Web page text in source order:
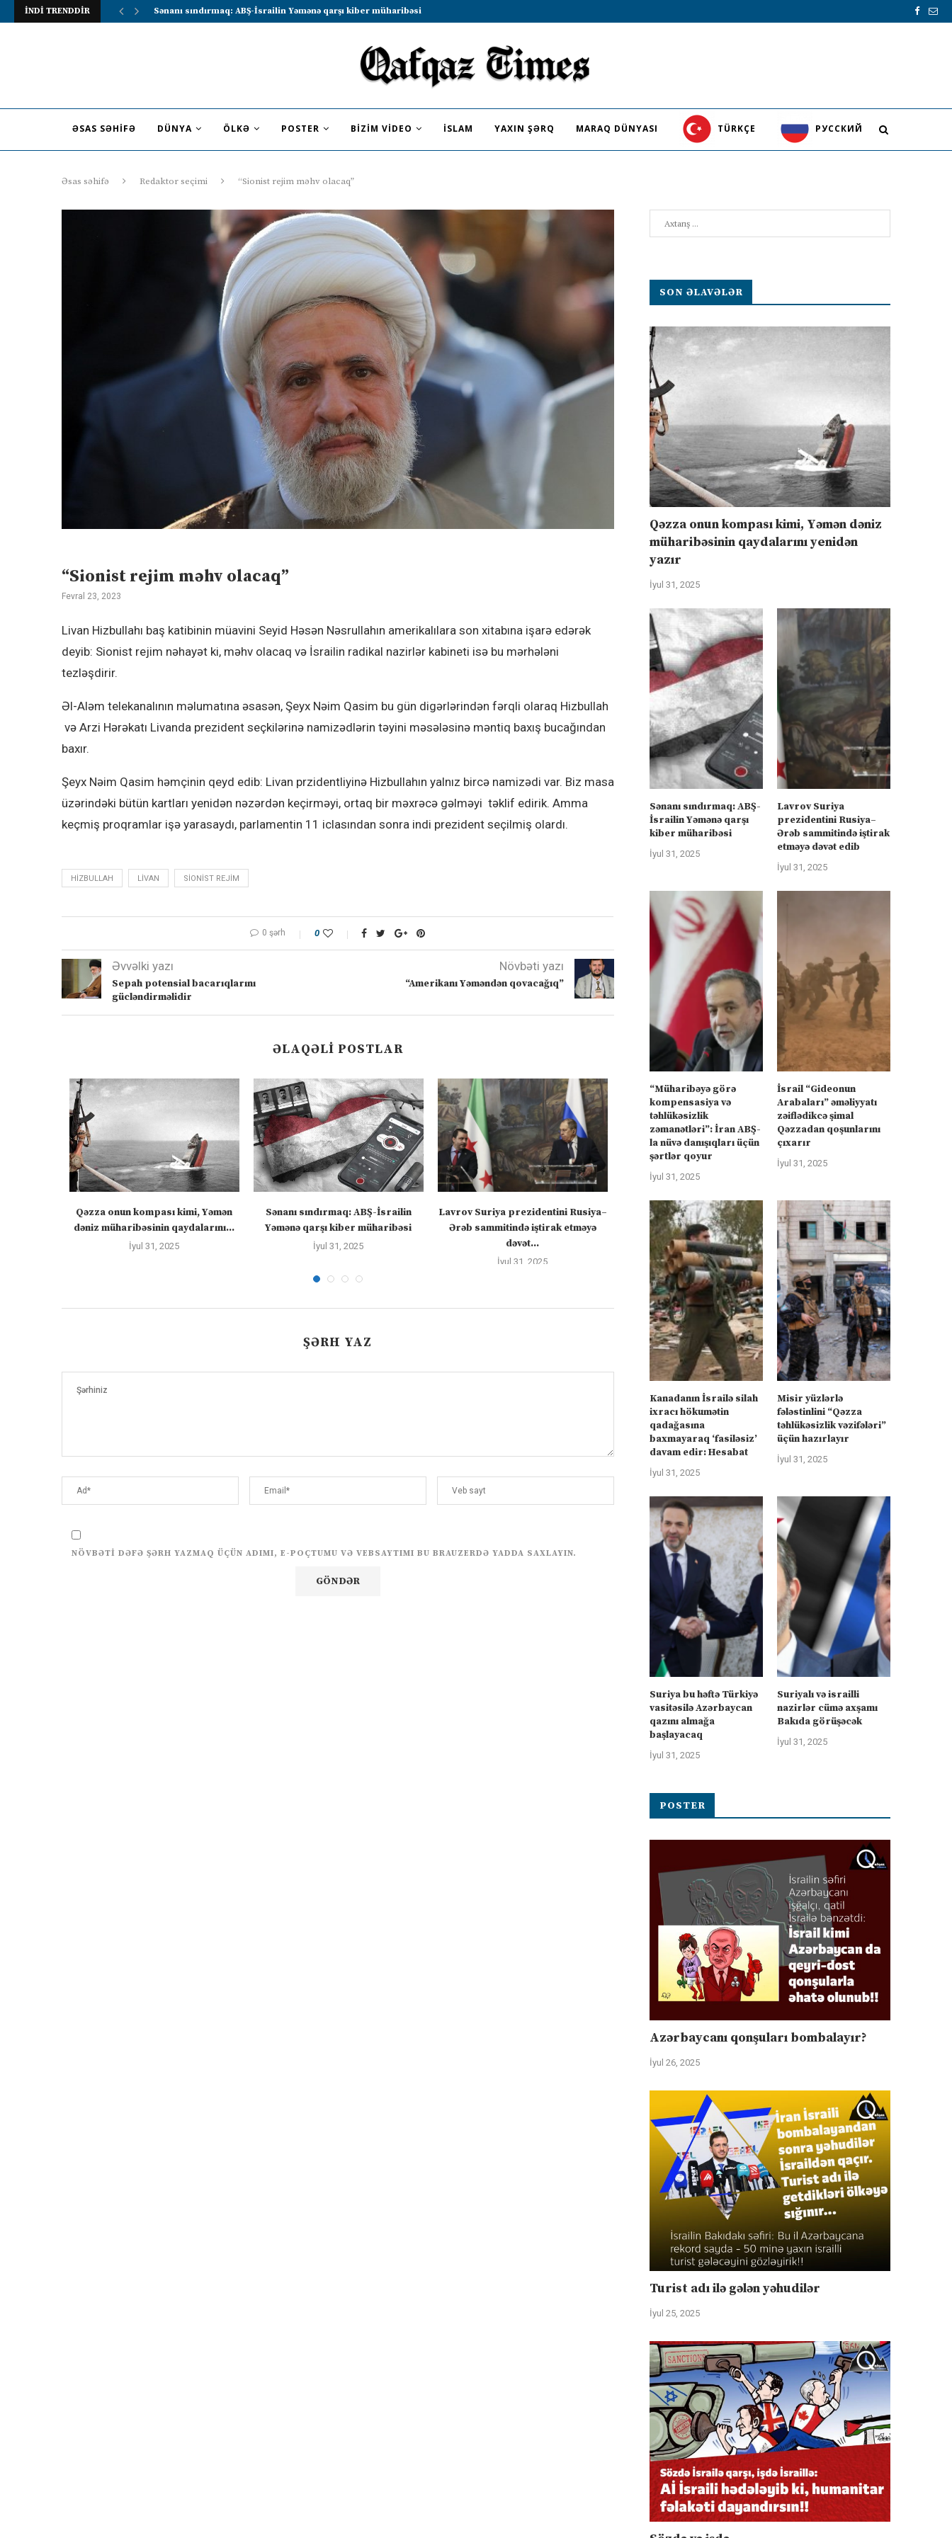
İNDİ TRENDDİR Lavrov Suriya prezidentini Rusiya–Ərəb sammitində iştirak etməyə dəvət...
ƏSAS SƏHIFƏ DÜNYA ÖLKƏ POSTER BIZIM VIDEO İSLAM YAXIN ŞƏRQ MARAQ DÜNYASI TÜRKÇE PУССКИЙ
Əsas səhifə Redaktor seçimi “Sionist rejim məhv olacaq”
“Sionist rejim məhv olacaq”
Fevral 23, 2023
Livan Hizbullahı baş katibinin müavini Seyid Həsən Nəsrullahın amerikalılara son xitabına işarə edərək
deyib: Sionist rejim nəhayət ki, məhv olacaq və İsrailin radikal nazirlər kabineti isə bu mərhələni
tezləşdirir.
Əl-Aləm telekanalının məlumatına əsasən, Şeyx Nəim Qasim bu gün digərlərindən fərqli olaraq Hizbullah
və Arzi Hərəkatı Livanda prezident seçkilərinə namizədlərin təyini məsələsinə məntiq baxış bucağından
baxır.
Şeyx Nəim Qasim həmçinin qeyd edib: Livan przidentliyinə Hizbullahın yalnız bircə namizədi var. Biz masa
üzərindəki bütün kartları yenidən nəzərdən keçirməyi, ortaq bir məxrəcə gəlməyi təklif edirik. Amma
keçmiş proqramlar işə yarasaydı, parlamentin 11 iclasından sonra indi prezident seçilmiş olardı.
HIZBULLAH LIVAN SIONIST REJIM
0 şərh 0
Əvvəlki yazı
Sepah potensial bacarıqlarını
gücləndirməlidir
Növbəti yazı
“Amerikanı Yəməndən qovacağıq”
ƏLAQƏLI POSTLAR
Qəzza onun kompası kimi, Yəmən
dəniz müharibəsinin qaydalarını...
İyul 31, 2025
Sənanı sındırmaq: ABŞ-İsrailin
Yəmənə qarşı kiber müharibəsi
İyul 31, 2025
Lavrov Suriya prezidentini Rusiya–
Ərəb sammitində iştirak etməyə
dəvət...
İyul 31, 2025
“Müharibəyə görə kompensasiya və
təhlükəsizlik zəmanətləri”: İran
ABŞ-la...
İyul 31, 2025
İsrail “Gideonun
əməliyyatı zəiflədikcə
Qəzzadan qoşunlarını...
İyul 31, 2025
ŞƏRH YAZ
NÖVBƏTI DƏFƏ ŞƏRH YAZMAQ ÜÇÜN ADIMI, E-POÇTUMU VƏ VEBSAYTIMI BU BRAUZERDƏ YADDA SAXLAYIN.
SON ƏLAVƏLƏR
Qəzza onun kompası kimi, Yəmən dəniz
müharibəsinin qaydalarını yenidən
yazır
İyul 31, 2025
Sənanı sındırmaq: ABŞ-
İsrailin Yəmənə qarşı
kiber müharibəsi
İyul 31, 2025
Lavrov Suriya
prezidentini Rusiya–
Ərəb sammitində iştirak
etməyə dəvət edib
İyul 31, 2025
“Müharibəyə görə
kompensasiya və
təhlükəsizlik
zəmanətləri”: İran ABŞ-
la nüvə danışıqları üçün
şərtlər qoyur
İyul 31, 2025
İsrail “Gideonun
Arabaları” əməliyyatı
zəiflədikcə şimal
Qəzzadan qoşunlarını
çıxarır
İyul 31, 2025
Kanadanın İsrailə silah
ixracı hökumətin
qadağasına
baxmayaraq ‘fasiləsiz’
davam edir: Hesabat
İyul 31, 2025
Misir yüzlərlə
fələstinlini “Qəzza
təhlükəsizlik vəzifələri”
üçün hazırlayır
İyul 31, 2025
Suriya bu həftə Türkiyə
vasitəsilə Azərbaycan
qazını almağa
başlayacaq
İyul 31, 2025
Suriyalı və israilli
nazirlər cümə axşamı
Bakıda görüşəcək
İyul 31, 2025
POSTER
Azərbaycanı qonşuları bombalayır?
İyul 26, 2025
Turist adı ilə gələn yəhudilər
İyul 25, 2025